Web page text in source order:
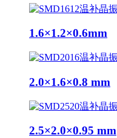
1.6×1.2×0.6mm
2.0×1.6×0.8 mm
2.5×2.0×0.95 mm